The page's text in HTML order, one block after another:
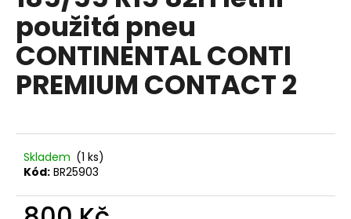
5
hvězdiček.
použitá pneu
CONTINENTAL CONTI
PREMIUM CONTACT 2
Skladem (1 ks)
Kód: BR25903
a
j
í
t
?